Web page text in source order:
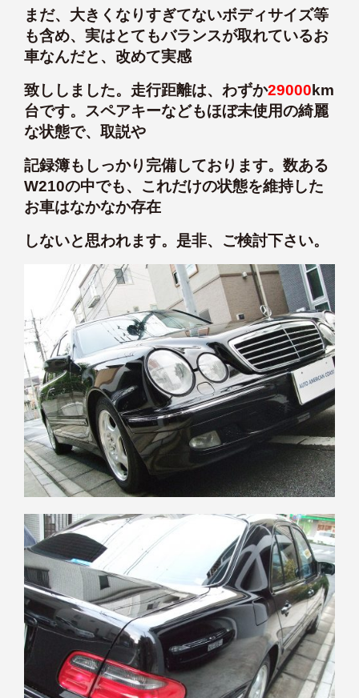
まだ、大きくなりすぎてないボディサイズ等
も含め、実はとてもバランスが取れているお
車なんだと、改めて実感
致ししました。走行距離は、わずか29000 km
台です。スペアキーなどもほぼ未使用の綺麗
な状態で、取説や
記録簿もしっかり完備しております。数ある
W210の中でも、これだけの状態を維持した
お車はなかなか存在
しないと思われます。是非、ご検討下さい。